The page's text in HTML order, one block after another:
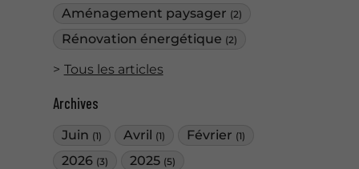
Aménagement paysager (2)
Rénovation énergétique (2)
Tous les articles
Archives
Juin (1) Avril (1) Février (1)
2026 (3) 2025 (5)